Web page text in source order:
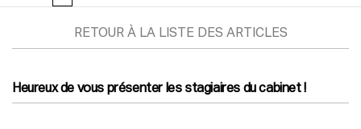
RETOUR À LA LISTE DES ARTICLES
Heureux de vous présenter les stagiaires du cabinet !